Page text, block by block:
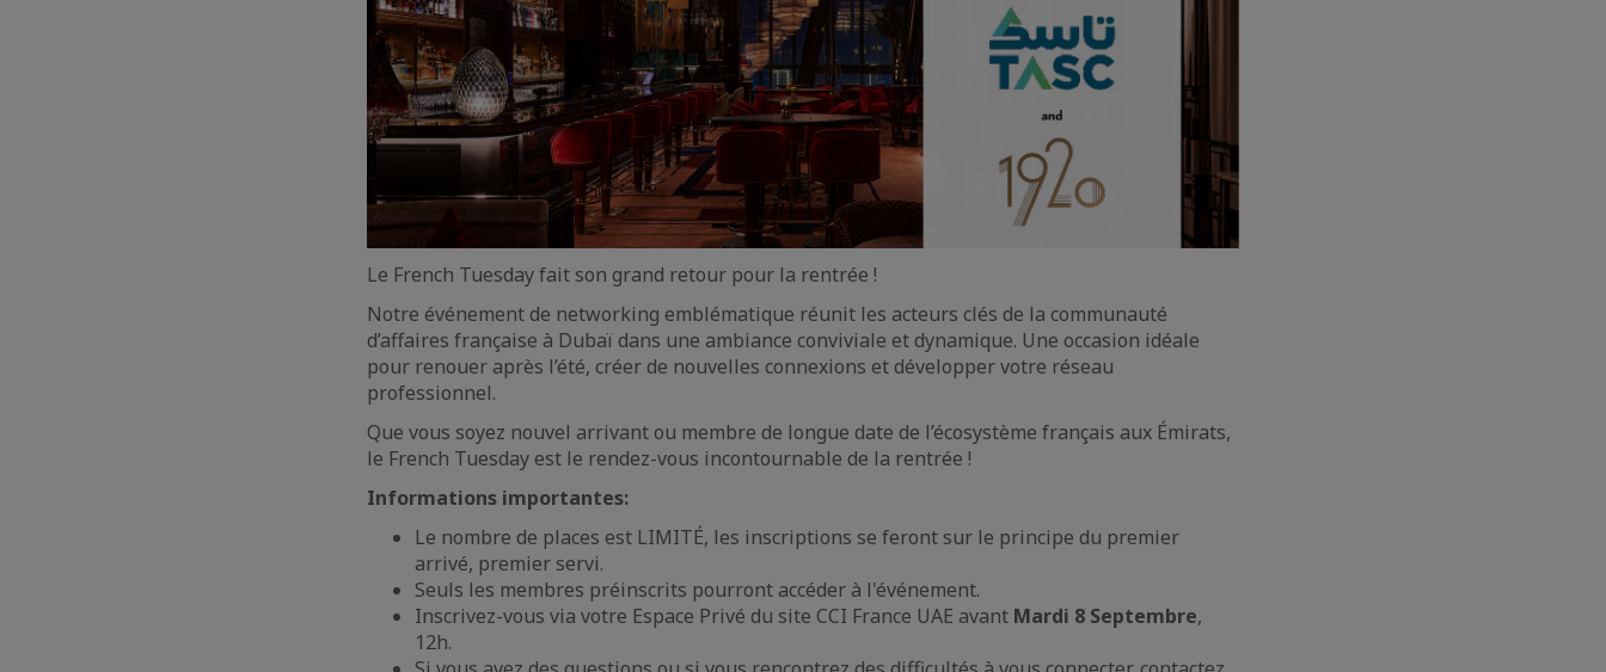
Le French Tuesday fait son grand retour pour la rentrée !
Notre événement de networking emblématique réunit les acteurs clés de la communauté
d’affaires française à Dubaï dans une ambiance conviviale et dynamique. Une occasion idéale
pour renouer après l’été, créer de nouvelles connexions et développer votre réseau
professionnel.
Que vous soyez nouvel arrivant ou membre de longue date de l’écosystème français aux Émirats,
le French Tuesday est le rendez-vous incontournable de la rentrée !
Informations importantes:
Le nombre de places est LIMITÉ, les inscriptions se feront sur le principe du premier
arrivé, premier servi.
Seuls les membres préinscrits pourront accéder à l'événement.
Inscrivez-vous via votre Espace Privé du site CCI France UAE avant Mardi 8 Septembre,
12h.